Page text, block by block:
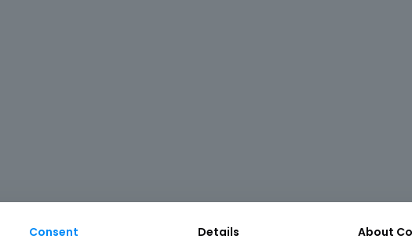
Consent Details About